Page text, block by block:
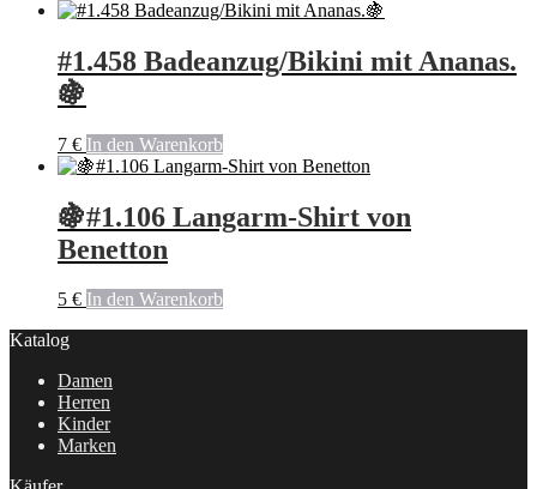
#1.458 Badeanzug/Bikini mit Ananas.
🍇
7 € In den Warenkorb
🍇#1.106 Langarm-Shirt von
Benetton
5 € In den Warenkorb
Katalog
Damen
Herren
Kinder
Marken